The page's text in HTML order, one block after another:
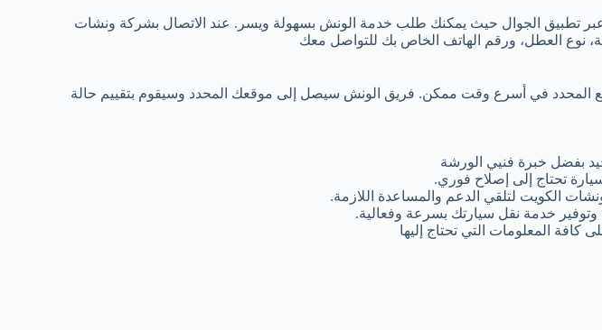
تطبيق الجوال حيث يمكنك طلب خدمة الونش بسهولة ويسر. عند الاتصال بشركة ونشات
نوع العطل، ورقم الهاتف الخاص بك للتواصل معك
المحدد في أسرع وقت ممكن. فريق الونش سيصل إلى موقعك المحدد وسيقوم بتقييم حالة
بفضل خبرة فنيي الورشة
تحتاج إلى إصلاح فوري.
الكويت لتلقي الدعم والمساعدة اللازمة.
خدمة نقل سيارتك بسرعة وفعالية.
المعلومات التي تحتاج إليها